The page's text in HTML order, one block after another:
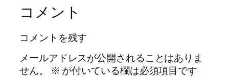
コメント
コメントを残す
メールアドレスが公開されることはありま
せん。
※ が付いている欄は必須項目です